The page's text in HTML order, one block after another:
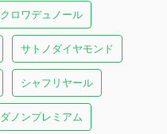
クロワデュノール
サトノダイヤモンド
シャフリヤール
ダノンプレミアム